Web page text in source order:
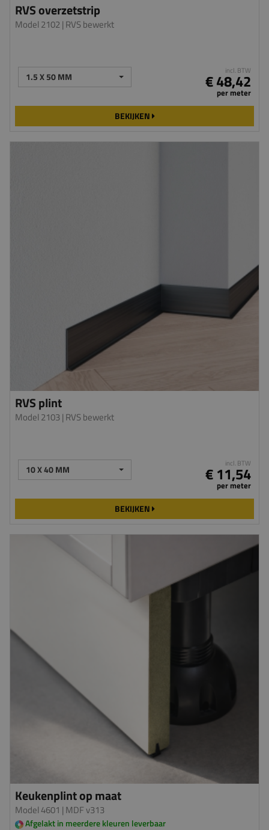
RVS overzetstrip
Model 2102| RVS bewerkt
1.5 X 50 MM incl. BTW
€ 48,42
per meter
BEKIJKEN
RVS plint
Model 2103 | RVS bewerkt
10 X 40 MM incl. BTW
€ 11,54
per meter
BEKIJKEN
Keukenplint op maat
Model 4601 | MDF v313
Afgelakt in meerdere kleuren leverbaar